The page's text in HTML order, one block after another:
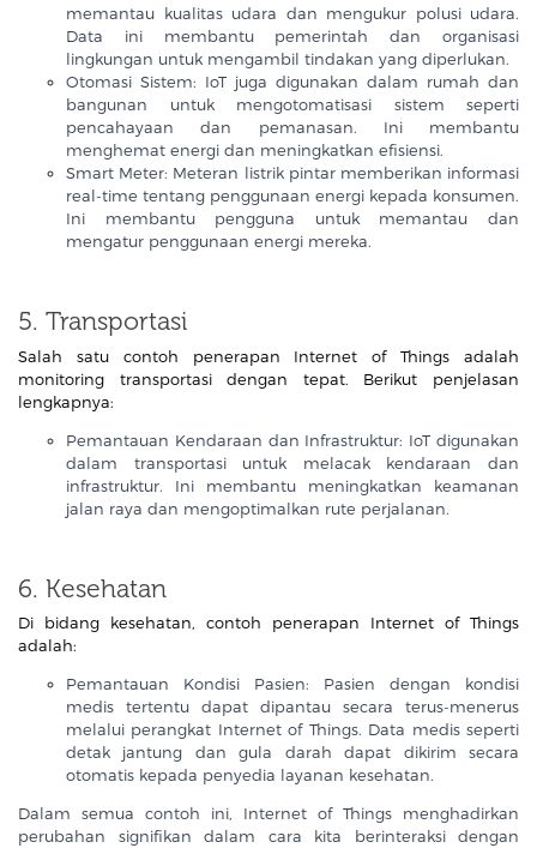
memantau kualitas udara dan mengukur polusi udara.
Data ini membantu pemerintah dan organisasi
lingkungan untuk mengambil tindakan yang diperlukan.
Otomasi Sistem: IoT juga digunakan dalam rumah dan
bangunan untuk mengotomatisasi sistem seperti
pencahayaan dan pemanasan. Ini membantu
menghemat energi dan meningkatkan efisiensi.
Smart Meter: Meteran listrik pintar memberikan informasi
real-time tentang penggunaan energi kepada konsumen.
Ini membantu pengguna untuk memantau dan
mengatur penggunaan energi mereka.
5. Transportasi
Salah satu contoh penerapan Internet of Things adalah
monitoring transportasi dengan tepat. Berikut penjelasan
lengkapnya:
Pemantauan Kendaraan dan Infrastruktur: IoT digunakan
dalam transportasi untuk melacak kendaraan dan
infrastruktur. Ini membantu meningkatkan keamanan
jalan raya dan mengoptimalkan rute perjalanan.
6. Kesehatan
Di bidang kesehatan, contoh penerapan Internet of Things
adalah:
Pemantauan Kondisi Pasien: Pasien dengan kondisi
medis tertentu dapat dipantau secara terus-menerus
melalui perangkat Internet of Things. Data medis seperti
detak jantung dan gula darah dapat dikirim secara
otomatis kepada penyedia layanan kesehatan.
Dalam semua contoh ini, Internet of Things menghadirkan
perubahan signifikan dalam cara kita berinteraksi dengan